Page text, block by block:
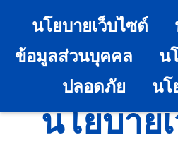
นโยบายเว็บไซต์
ข้อมูลส่วนบุคคล
น
ปลอดภัย
นโ
นโยบาย